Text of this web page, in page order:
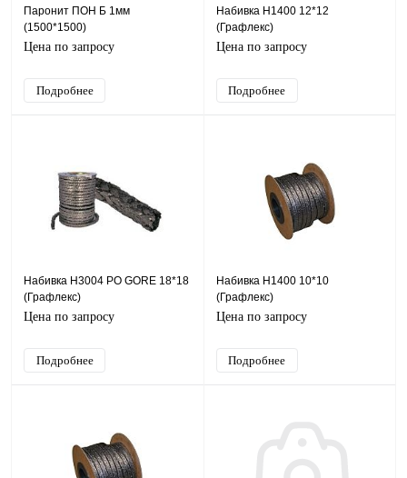
Паронит ПОН Б 1мм
(1500*1500)
Цена по запросу
Подробнее
Набивка Н1400 12*12
(Графлекс)
Цена по запросу
Подробнее
Набивка Н3004 PO GORE 18*18
(Графлекс)
Цена по запросу
Подробнее
Набивка Н1400 10*10
(Графлекс)
Цена по запросу
Подробнее